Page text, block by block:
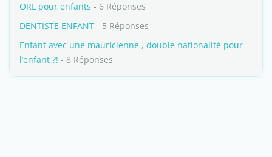
ORL pour enfants - 6 Réponses
DENTISTE ENFANT - 5 Réponses
Enfant avec une mauricienne , double nationalité pour
l’enfant ?! - 8 Réponses